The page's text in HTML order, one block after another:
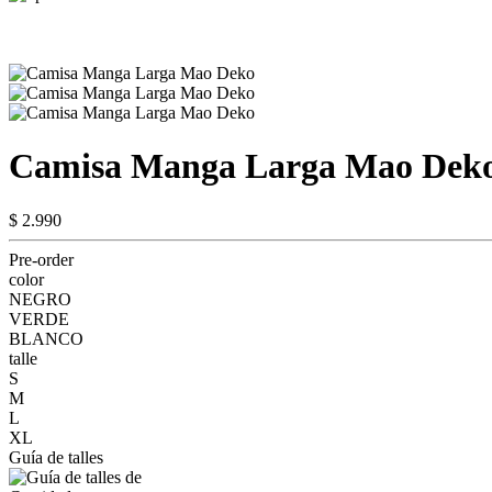
Camisa Manga Larga Mao
$ 2.990
Pre-order
color
NEGRO
VERDE
BLANCO
talle
S
M
L
XL
Guía de talles